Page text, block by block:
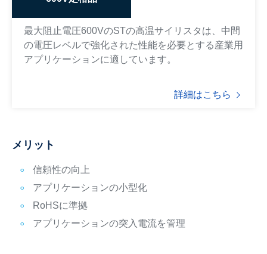
最大阻止電圧600VのSTの高温サイリスタは、中間
の電圧レベルで強化された性能を必要とする産業用
アプリケーションに適しています。
詳細はこちら
メリット
信頼性の向上
アプリケーションの小型化
RoHSに準拠
アプリケーションの突入電流を管理